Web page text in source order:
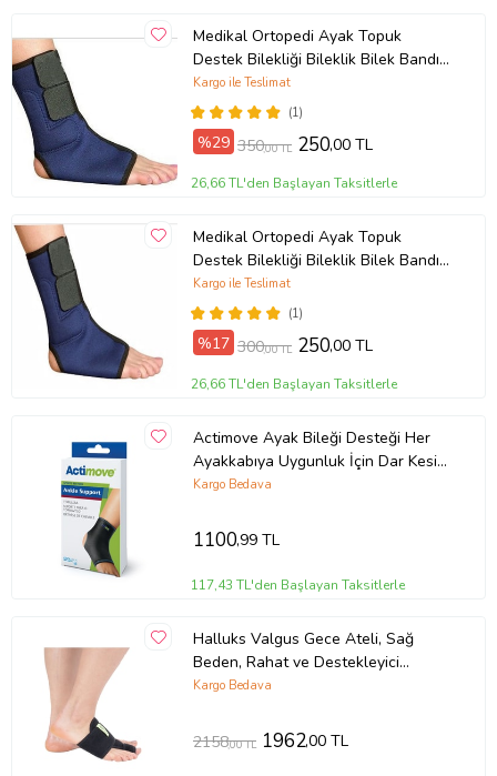
Osteoartrit
Ağrılı Diz İncinmeleri
Önlem Amaçlı
Yumuşak Doku Zedelenmeleri
Zorlamalar
Eklem İnstabilitesi
Beden Tablosu:
Üst Baldır Çevresi
35,5-40,5 cm
40,5-46 cm
56-61 cm
Ürün Kodu:kcm62990585
Medikal Ortopedi Ayak Topuk
Destek Bilekliği Bileklik Bilek Bandı
Koruyucu Malleol Destekli Bileklik
(Mavi)
(1)
Kargo ile Teslimat
%29 350,00 TL 250,00 TL
26,66 TL'den Başlayan Taksitlerle
Medikal Ortopedi Ayak Topuk
Destek Bilekliği Bileklik Bilek Bandı
Koruyucu Malleol Destekli Bileklik
(Siyah-Mavi) (1)
Kargo ile Teslimat
%17 300,00 TL 250,00 TL
26,66 TL'den Başlayan Taksitlerle
Actimove Ayak Bileği Desteği Her
Ayakkabıya Uygunluk İçin Dar Kesim
(Siyah)
Kargo Bedava
1100,99 TL
117,43 TL'den Başlayan Taksitlerle
Halluks Valgus Gece Ateli, Sağ
Beden, Rahat ve Destekleyici
Tasarım
Kargo Bedava
2158,00 TL 1962,00 TL